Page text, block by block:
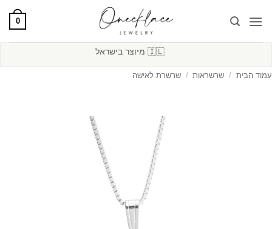
0
משלוח חינם מעל 250₪
עמוד הבית / שרשראות / שרשרת לאישה